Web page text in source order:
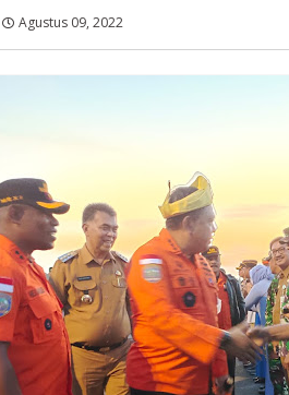
Agustus 09, 2022